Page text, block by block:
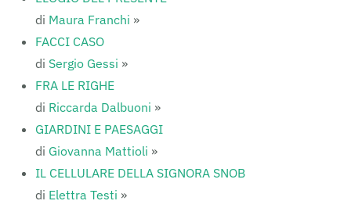
di Maura Franchi »
FACCI CASO
di Sergio Gessi »
FRA LE RIGHE
di Riccarda Dalbuoni »
GIARDINI E PAESAGGI
di Giovanna Mattioli »
IL CELLULARE DELLA SIGNORA SNOB
di Elettra Testi »